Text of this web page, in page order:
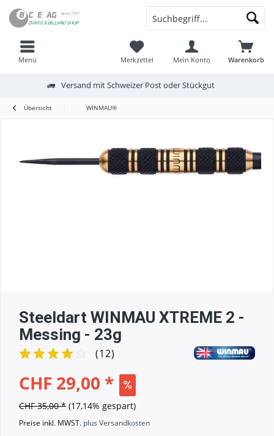
Menü Warenkorb
Merkzettel Mein Konto
Versand mit Schweizer Post oder Stückgut
Übersicht WINMAU®
Steeldart WINMAU XTREME 2 -
Messing - 23g
(12)
CHF 29,00 *
CHF 35,00 * (17,14% gespart)
Preise inkl. MWST. plus Versandkosten